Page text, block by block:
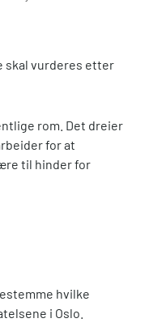
skal vurderes etter
rom. Det dreier
for at
til hinder for
hvilke
i Oslo.